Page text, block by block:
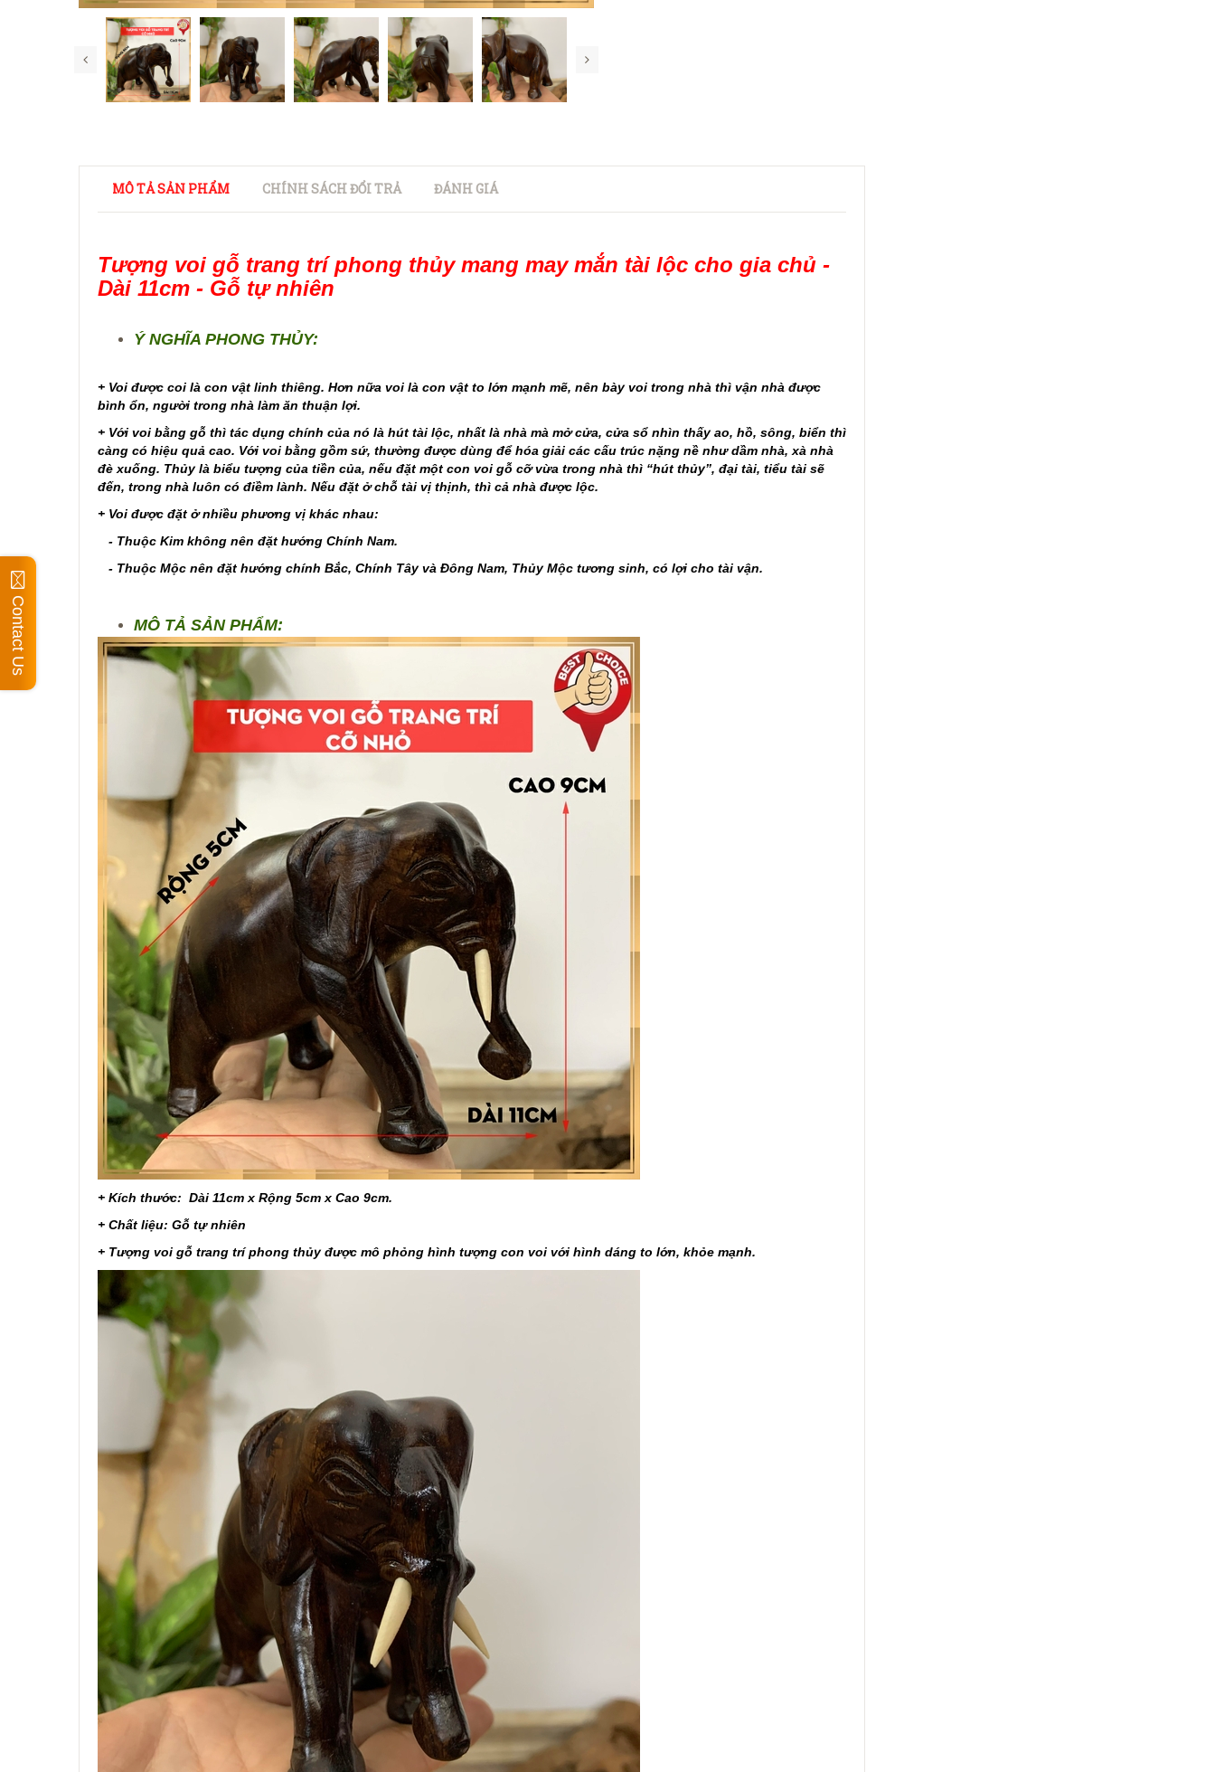
MÔ TẢ SẢN PHẨM CHÍNH SÁCH ĐỔI TRẢ ĐÁNH GIÁ
Tượng voi gỗ trang trí phong thủy mang may mắn tài lộc cho gia chủ -
Dài 11cm - Gỗ tự nhiên
Ý NGHĨA PHONG THỦY:
+ Voi được coi là con vật linh thiêng. Hơn nữa voi là con vật to lớn mạnh mẽ, nên bày voi trong nhà thì vận nhà được
bình ổn, người trong nhà làm ăn thuận lợi.
+ Với voi bằng gỗ thì tác dụng chính của nó là hút tài lộc, nhất là nhà mà mở cửa, cửa sổ nhìn thấy ao, hồ, sông, biển thì
càng có hiệu quả cao. Với voi bằng gồm sứ, thường được dùng để hóa giải các cấu trúc nặng nề như dầm nhà, xà nhà
đè xuống. Thủy là biểu tượng của tiền của, nếu đặt một con voi gỗ cỡ vừa trong nhà thì “hút thủy”, đại tài, tiểu tài sẽ
đến, trong nhà luôn có điềm lành. Nếu đặt ở chỗ tài vị thịnh, thì cả nhà được lộc.
+ Voi được đặt ở nhiều phương vị khác nhau:
- Thuộc Kim không nên đặt hướng Chính Nam.
- Thuộc Mộc nên đặt hướng chính Bắc, Chính Tây và Đông Nam, Thủy Mộc tương sinh, có lợi cho tài vận.
MÔ TẢ SẢN PHẨM:
+ Kích thước: Dài 11cm x Rộng 5cm x Cao 9cm.
+ Chất liệu: Gỗ tự nhiên
+ Tượng voi gỗ trang trí phong thủy được mô phỏng hình tượng con voi với hình dáng to lớn, khỏe mạnh.
Contact Us